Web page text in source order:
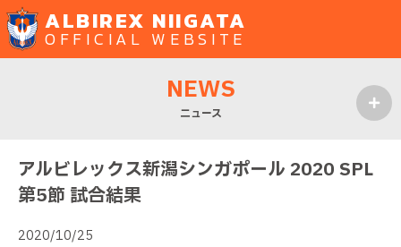
ALBIREX NIIGATA
OFFICIAL WEBSITE
NEWS
ニュース
アルビレックス新潟シンガポール 2020 SPL
第5節 試合結果
2020/10/25